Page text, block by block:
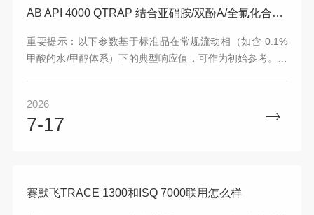
AB API 4000 QTRAP 结合亚硝胺/双酚A/全氟化合物这三类的MRM理化特性参数优化方案
重要提示：以下参数基于标准品在常规流动相（如含 0.1%
甲酸的水/甲醇体系）下的典型响应值，可作为初始参考。实
IntelliQuan 软件进行自动优化。
2026
7-17
赛默飞TRACE 1300和ISQ 7000联用怎么样